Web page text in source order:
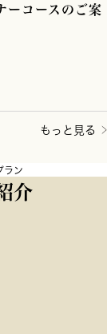
ーコースのご案
もっと見る
ラン
介